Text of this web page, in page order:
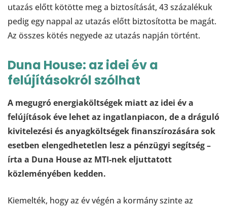
utazás előtt kötötte meg a biztosítását, 43 százalékuk
pedig egy nappal az utazás előtt biztosította be magát.
Az összes kötés negyede az utazás napján történt.
Duna House: az idei év a
felújításokról szólhat
A megugró energiaköltségek miatt az idei év a
felújítások éve lehet az ingatlanpiacon, de a dráguló
kivitelezési és anyagköltségek finanszírozására sok
esetben elengedhetetlen lesz a pénzügyi segítség –
írta a Duna House az MTI-nek eljuttatott
közleményében kedden.
Kiemelték, hogy az év végén a kormány szinte az